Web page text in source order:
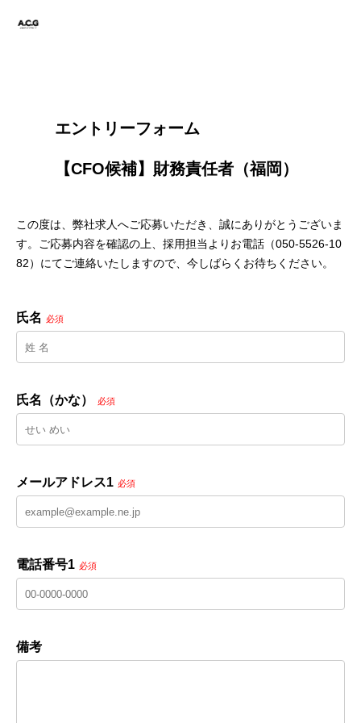
        エントリーフォーム
この度は、弊社求人へご応募いただき、誠にありがとうございま
す。ご応募内容を確認の上、採用担当よりお電話（050-5526-10
82）にてご連絡いたしますので、今しばらくお待ちください。
氏名 必須
氏名（かな） 必須
メールアドレス1 必須
電話番号1 必須
備考